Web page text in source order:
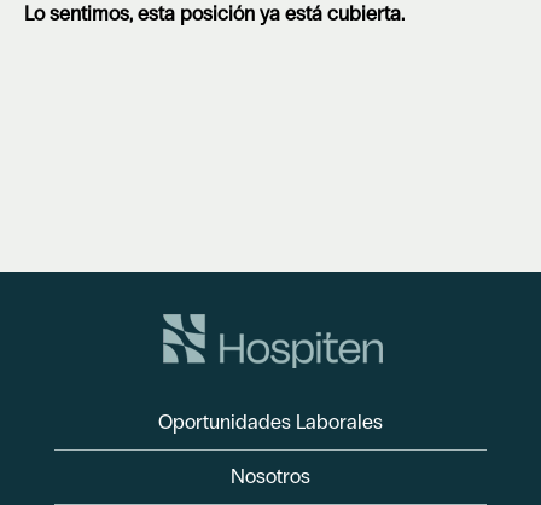
Lo sentimos, esta posición ya está cubierta.
Oportunidades Laborales
Nosotros